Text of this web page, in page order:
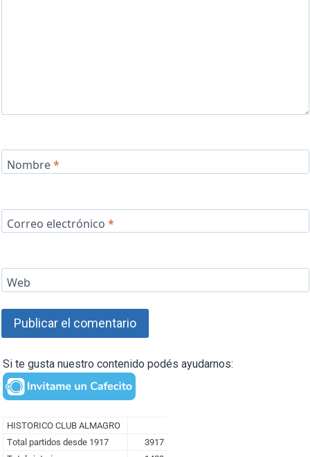
Nombre*
Correo electrónico *
Web
Si te gusta nuestro contenido podés ayudarnos: